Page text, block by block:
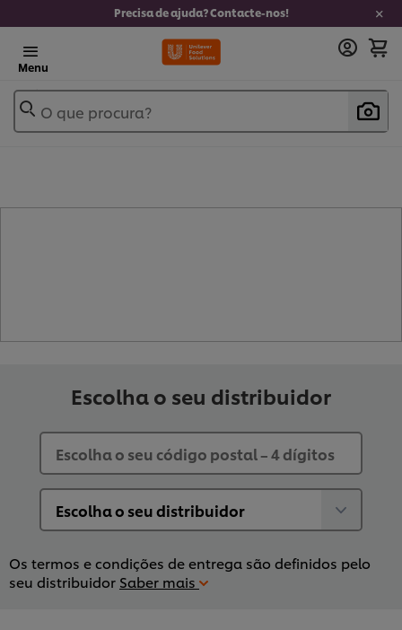
Precisa de ajuda? Contacte-nos!
Menu
O que procura?
Escolha o seu distribuidor
Os termos e condições de entrega são definidos pelo
seu distribuidor Saber mais